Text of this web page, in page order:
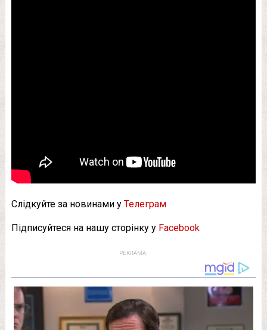
Слідкуйте за новинами у Телеграм
Підписуйтеся на нашу сторінку у Facebook
РЕКЛАМА: